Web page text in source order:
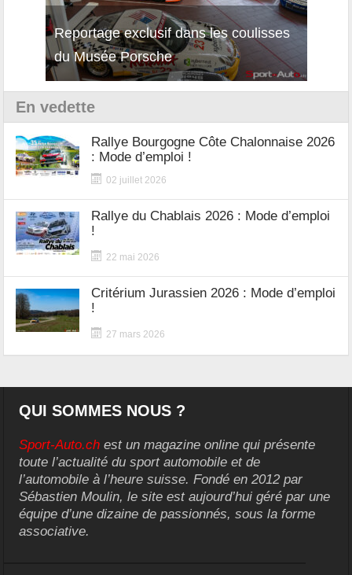
Reportage exclusif dans les coulisses
du Musée Porsche
En vedette
Rallye Bourgogne Côte Chalonnaise 2026
: Mode d’emploi !
02 juillet 2026
Rallye du Chablais 2026 : Mode d’emploi
!
22 mai 2026
Critérium Jurassien 2026 : Mode d’emploi
!
27 mars 2026
QUI SOMMES NOUS ?
Sport-Auto.ch est un magazine online qui présente
toute l’actualité du sport automobile et de
l’automobile à l’heure suisse. Fondé en 2012 par
Sébastien Moulin, le site est aujourd’hui géré par une
équipe d’une dizaine de passionnés, sous la forme
associative.